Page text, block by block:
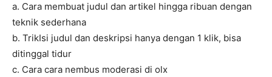
a. Cara membuat judul dan artikel hingga ribuan dengan
teknik sederhana
b. TrikIsi judul dan deskripsi hanya dengan 1 klik, bisa
ditinggal tidur
c. Cara cara nembus moderasi di olx